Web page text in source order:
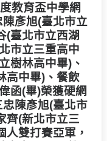
教育盃中學網
彥旭(臺北市立
(臺北市立西湖
市立三重高中
樹林高中畢)、
高中畢)、餐飲
函(畢)榮獲硬網
陳彥旭(臺北市
齊(新北市立三
人雙打賽亞軍，